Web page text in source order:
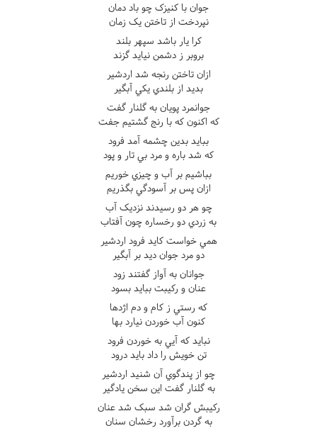
جوان با کنيزک چو باد دمان
نپردخت از تاختن يک زمان
کرا يار باشد سپهر بلند
بروبر ز دشمن نيايد گزند
ازان تاختن رنجه شد اردشير
بديد از بلندي يکي آبگير
جوانمرد پويان به گلنار گفت
که اکنون که با رنج گشتيم جفت
ببايد بدين چشمه آمد فرود
که شد باره و مرد بي تار و پود
بباشيم بر آب و چيزي خوريم
ازان پس بر آسودگي بگذريم
چو هر دو رسيدند نزديک آب
به زردي دو رخساره چون آفتاب
همي خواست کايد فرود اردشير
دو مرد جوان ديد بر آبگير
جوانان به آواز گفتند زود
عنان و رکيبت ببايد بسود
که رستي ز کام و دم اژدها
کنون آب خوردن نيارد بها
نبايد که آيي به خوردن فرود
تن خويش را داد بايد درود
چو از پندگوي آن شنيد اردشير
به گلنار گفت اين سخن يادگير
رکيبش گران شد سبک شد عنان
به گردن برآورد رخشان سنان